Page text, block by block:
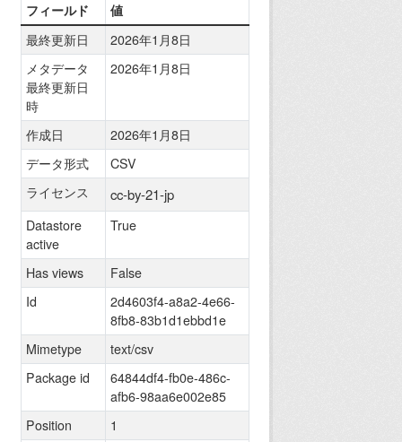
フィールド
値
最終更新日
2026年1月8日
メタデータ
最終更新日
時
2026年1月8日
作成日
2026年1月8日
データ形式
CSV
ライセンス
cc-by-21-jp
Datastore
active
True
Has views
False
Id
2d4603f4-a8a2-4e66-
8fb8-83b1d1ebbd1e
Mimetype
text/csv
Package id
64844df4-fb0e-486c-
afb6-98aa6e002e85
Position
1